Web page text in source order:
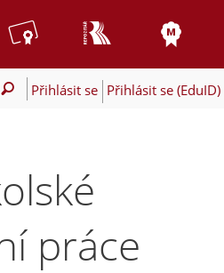
Přihlásit se Přihlásit se (EduID)
práce